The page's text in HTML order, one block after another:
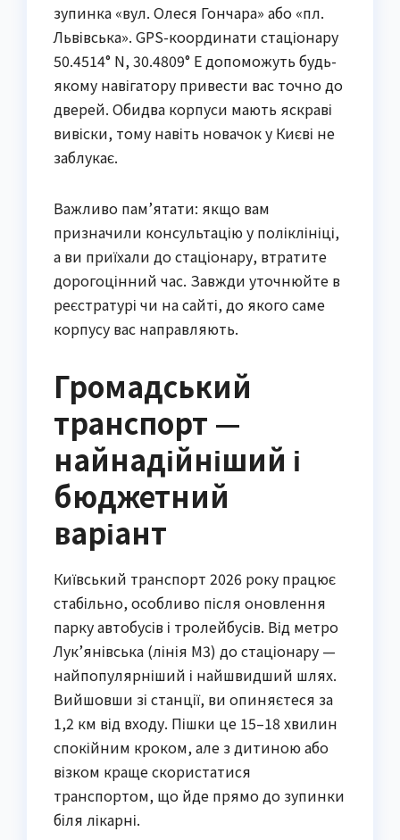
зупинка «вул. Олеся Гончара» або «пл.
Львівська». GPS-координати стаціонару
50.4514° N, 30.4809° E допоможуть будь-
якому навігатору привести вас точно до
дверей. Обидва корпуси мають яскраві
вивіски, тому навіть новачок у Києві не
заблукає.
Важливо пам’ятати: якщо вам
призначили консультацію у поліклініці,
а ви приїхали до стаціонару, втратите
дорогоцінний час. Завжди уточнюйте в
реєстратурі чи на сайті, до якого саме
корпусу вас направляють.
Громадський
транспорт —
найнадійніший і
бюджетний
варіант
Київський транспорт 2026 року працює
стабільно, особливо після оновлення
парку автобусів і тролейбусів. Від метро
Лук’янівська (лінія М3) до стаціонару —
найпопулярніший і найшвидший шлях.
Вийшовши зі станції, ви опиняєтеся за
1,2 км від входу. Пішки це 15–18 хвилин
спокійним кроком, але з дитиною або
візком краще скористатися
транспортом, що йде прямо до зупинки
біля лікарні.